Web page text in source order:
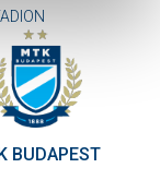
BUDAPEST